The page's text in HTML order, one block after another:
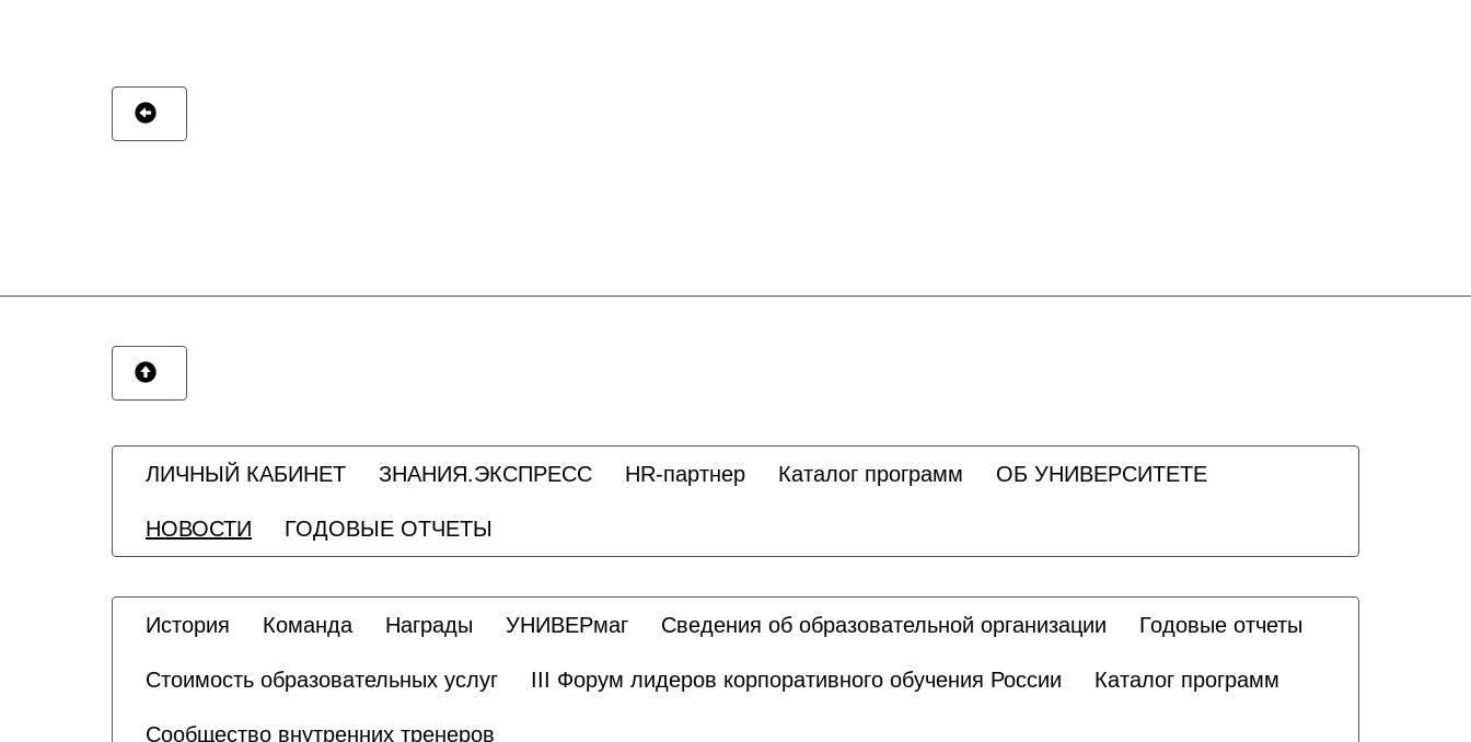
ЛИЧНЫЙ КАБИНЕТ ЗНАНИЯ.ЭКСПРЕСС HR-партнер Каталог программ ОБ УНИВЕРСИТЕТЕ
НОВОСТИ ГОДОВЫЕ ОТЧЕТЫ
История Команда Награды УНИВЕРмаг Сведения об образовательной организации Годовые отчеты
Стоимость образовательных услуг III Форум лидеров корпоративного обучения России Каталог программ
Сообщество внутренних тренеров